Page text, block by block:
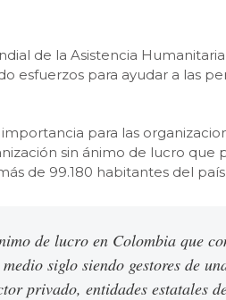
de la Asistencia
esfuerzos para ayudar a las
para las
sin ánimo de lucro
de 99.180 habitantes del país.
de lucro en Colombia que
siglo siendo gestores de
privado, entidades estatales